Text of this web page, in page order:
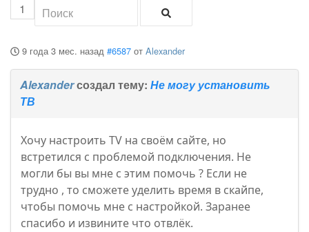
1
9 года 3 мес. назад #6587 от Alexander
Alexanderсоздал тему: Не могу установить
ТВ
Хочу настроить TV на своём сайте, но
встретился с проблемой подключения. Не
могли бы вы мне с этим помочь ? Если не
трудно , то сможете уделить время в скайпе,
чтобы помочь мне с настройкой. Заранее
спасибо и извините что отвлёк.